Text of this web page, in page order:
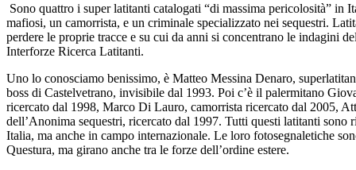
Sono quattro i super latitanti catalogati “di massima pericolosità” in
mafiosi, un camorrista, e un criminale specializzato nei sequestri.
perdere le proprie tracce e su cui da anni si concentrano le indagini
Interforze Ricerca Latitanti.
Uno lo conosciamo benissimo, è Matteo Messina Denaro,
boss di Castelvetrano, invisibile dal 1993. Poi c’è il palermitano
ricercato dal 1998, Marco Di Lauro, camorrista ricercato dal 2005,
dell’Anonima sequestri, ricercato dal 1997. Tutti questi latitanti sono
Italia, ma anche in campo internazionale. Le loro fotosegnaletiche
Questura, ma girano anche tra le forze dell’ordine estere.